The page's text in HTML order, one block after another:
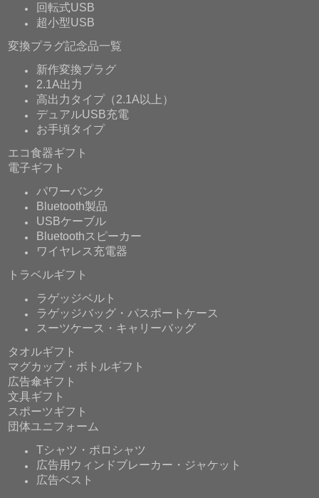
回転式USB
超小型USB
変換プラグ記念品一覧
新作変換プラグ
2.1A出力
高出力タイプ（2.1A以上）
デュアルUSB充電
お手頃タイプ
エコ食器ギフト
電子ギフト
パワーバンク
Bluetooth製品
USBケーブル
Bluetoothスピーカー
ワイヤレス充電器
トラベルギフト
ラゲッジベルト
ラゲッジバッグ・パスポートケース
スーツケース・キャリーバッグ
タオルギフト
マグカップ・ボトルギフト
広告傘ギフト
文具ギフト
スポーツギフト
団体ユニフォーム
Tシャツ・ポロシャツ
広告用ウィンドブレーカー・ジャケット
広告ベスト